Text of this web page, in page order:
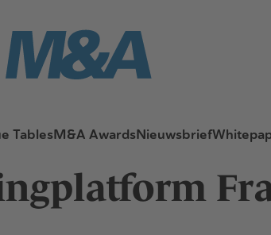
TablesM&A AwardsNieuwsbrief